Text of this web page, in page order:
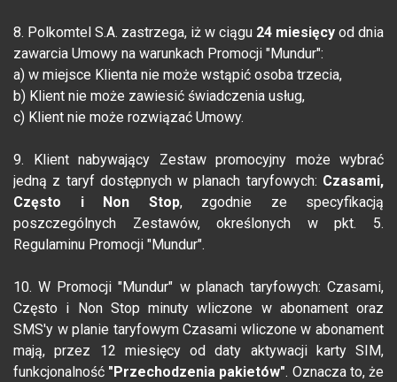
8. Polkomtel S.A. zastrzega, iż w ciągu 24 miesięcy od dnia
zawarcia Umowy na warunkach Promocji "Mundur":
a) w miejsce Klienta nie może wstąpić osoba trzecia,
b) Klient nie może zawiesić świadczenia usług,
c) Klient nie może rozwiązać Umowy.
9. Klient nabywający Zestaw promocyjny może wybrać
jedną z taryf dostępnych w planach taryfowych: Czasami,
Często i Non Stop, zgodnie ze specyfikacją
poszczególnych Zestawów, określonych w pkt. 5.
Regulaminu Promocji "Mundur".
10. W Promocji "Mundur" w planach taryfowych: Czasami,
Często i Non Stop minuty wliczone w abonament oraz
SMS'y w planie taryfowym Czasami wliczone w abonament
mają, przez 12 miesięcy od daty aktywacji karty SIM,
funkcjonalność "Przechodzenia pakietów". Oznacza to, że